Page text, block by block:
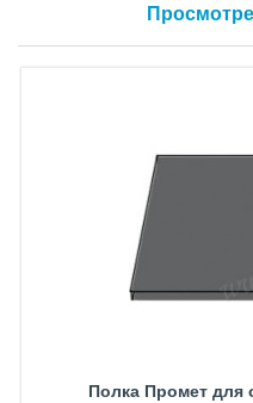
Полка Промет для